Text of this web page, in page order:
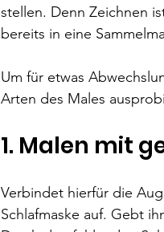
stellen. Denn Zeichnen
bereits in eine
Um für etwas
Arten des Males
1. Malen mit
Verbindet hierfür die
Schlafmaske auf. Gebt